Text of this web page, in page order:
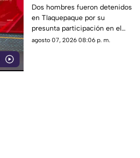
Tlaquepaque por
presunto abuso y
maltrato animal contra
una perrita
Dos hombres fueron detenidos
en Tlaquepaque por su
presunta participación en el
abuso y maltrato de una
agosto 07, 2026 08:06 p. m.